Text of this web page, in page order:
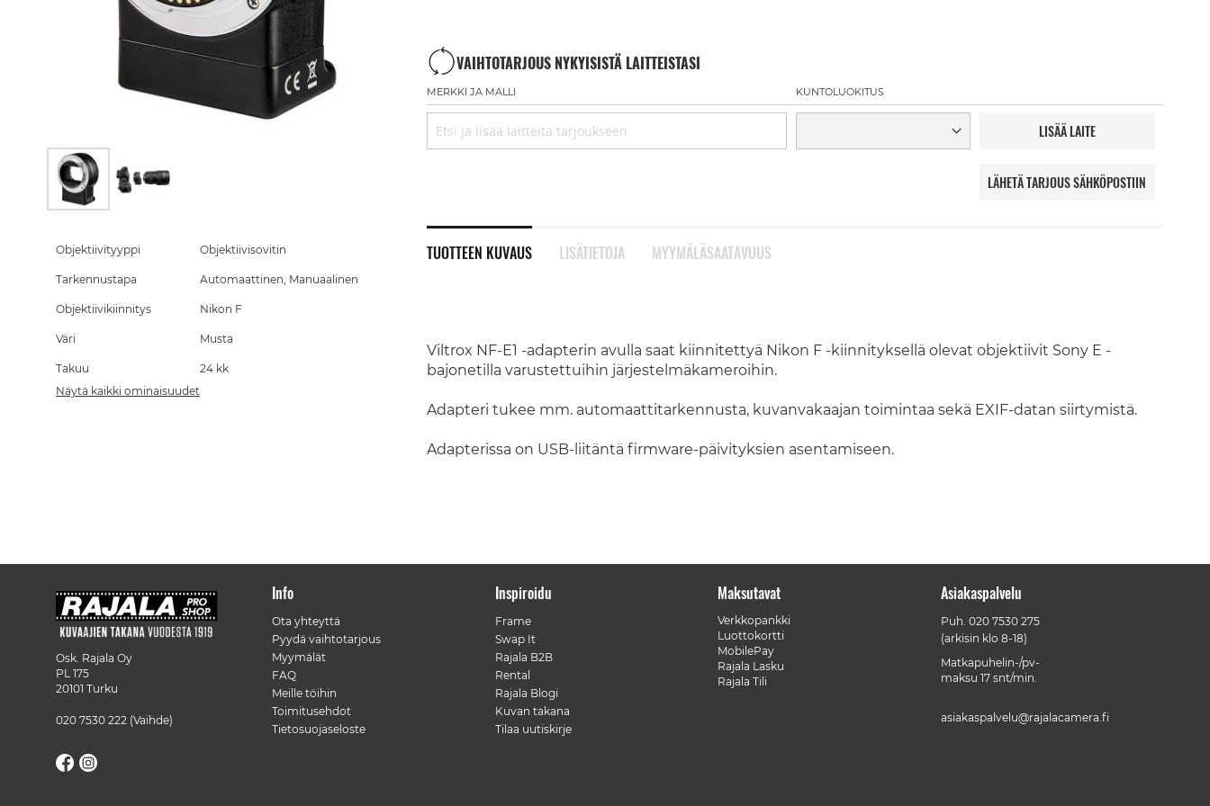
VAIHTOTARJOUS NYKYISISTÄ LAITTEISTASI
MERKKI JA MALLI KUNTOLUOKITUS
LISÄÄ LAITE
LÄHETÄ TARJOUS SÄHKÖPOSTIIN
TUOTTEEN KUVAUS
Viltrox NF-E1 -adapterin avulla saat kiinnitettyä Nikon F -kiinnityksellä olevat objektiivit Sony E -
bajonetilla varustettuihin järjestelmäkameroihin.
Adapteri tukee mm. automaattitarkennusta, kuvanvakaajan toimintaa sekä EXIF-datan siirtymistä.
Adapterissa on USB-liitäntä firmware-päivityksien asentamiseen.
LISÄTIETOJA MYYMÄLÄSAATAVUUS
the
of
images
Objektiivityyppi Objektiivisovitin
Tarkennustapa Automaattinen, Manuaalinen
Objektiivikiinnitys Nikon F
Väri Musta
Takuu
24 kk
Näytä kaikki ominaisuudet
Osk. Rajala Oy
PL 175
20101 Turku
020 7530 222 (Vaihde)
Info
Ota yhteyttä
Pyydä vaihtotarjous
Myymälät
FAQ
Meille töihin
Toimitusehdot
Tietosuojaseloste
Inspiroidu
Frame
Swap It
Rajala B2B
Rental
Rajala Blogi
Kuvan takana
Tilaa uutiskirje
Maksutavat
Verkkopankki
Luottokortti
MobilePay
Rajala Lasku
Rajala Tili
Asiakaspalvelu
Puh. 020 7530 275
(arkisin klo 8-18)
Matkapuhelin-/pv-
maksu 17 snt/min.
asiakaspalvelu@rajalacamera.fi